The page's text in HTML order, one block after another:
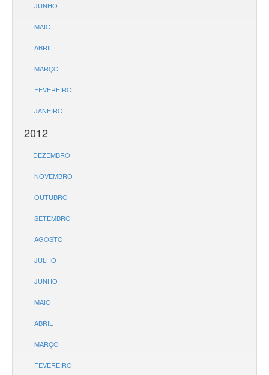
JUNHO
MAIO
ABRIL
MARÇO
FEVEREIRO
JANEIRO
2012
DEZEMBRO
NOVEMBRO
OUTUBRO
SETEMBRO
AGOSTO
JULHO
JUNHO
MAIO
ABRIL
MARÇO
FEVEREIRO